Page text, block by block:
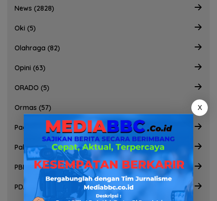
News (2828)
Oki (5)
Olahraga (82)
Opini (63)
ORADO (5)
Ormas (57)
Pagarlaut (2)
Palembang (46)
PBNU (2)
PDAM (2)
X